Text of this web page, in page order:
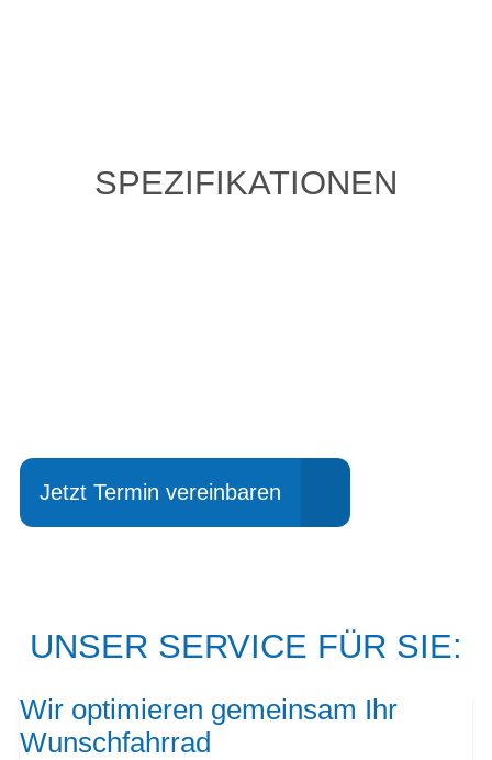
SPEZIFIKATIONEN
Jetzt Termin vereinbaren
UNSER SERVICE FÜR SIE:
Wir optimieren gemeinsam Ihr
Wunschfahrrad